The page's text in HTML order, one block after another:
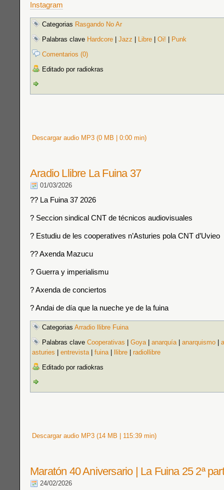
Instagram
Categorias Rasgando No Ar
Palabras clave Hardcore Jazz Libre Oi!
Punk
Comentarios (0)
Editado por radiokras
Descargar audio MP3 (0 MB | 0:00 min)
Aradio Llibre La Fuina 37
01/03/2026
?? La Fuina 37 2026
? Seccion sindical CNT de técnicos audiovisuales
? Estudiu de les cooperatives n’Asturies pola CNT d’Uvieo
?? Axenda Mazucu
? Guerra y imperialismu
? Axenda de conciertos
? Andai de día que la nueche ye de la fuina
Categorias Arradio llibre Fuina
Palabras clave Cooperativas Goya| anarquía| anarquismo
asturies
entrevista| fuina| llibre
radiollibre
Editado por radiokras
Descargar audio MP3 (14 MB | 115:39 min)
Maratón 40 Aniversario | La Fuina 25 2ª
24/02/2026